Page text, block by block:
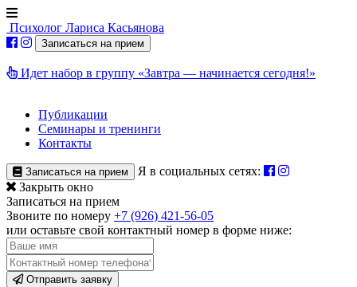
Психолог Лариса Касьянова
Записаться на прием
Идет набор в группу «Завтра — начинается сегодня!»
Публикации
Семинары и тренинги
Контакты
Записаться на прием
Я в социальных сетях:
Закрыть окно
Записаться на прием
Звоните по номеру +7 (926) 421-56-05
или оставьте свой контактный номер в форме ниже:
Отправить заявку